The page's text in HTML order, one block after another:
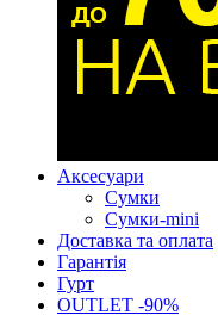
Аксесуари
Сумки
Сумки-mini
Доставка та оплата
Гарантія
Гурт
OUTLET -90%